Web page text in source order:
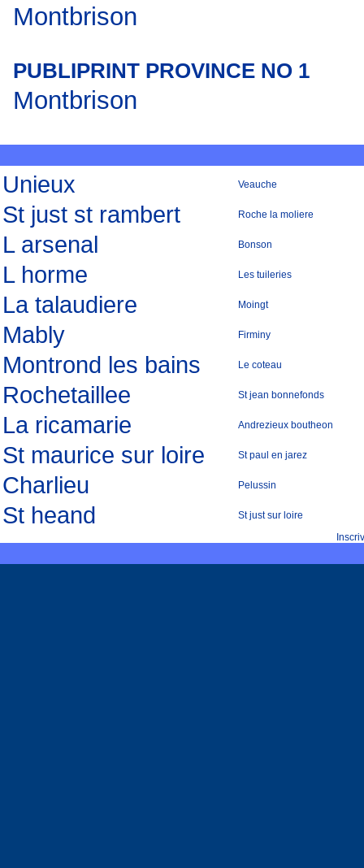
Montbrison
PUBLIPRINT PROVINCE NO 1
Montbrison
Unieux Veauche
St just st rambert Roche la moliere
L arsenal Bonson
L horme Les tuileries
La talaudiere Moingt
Mably Firminy
Montrond les bains Le coteau
Rochetaillee St jean bonnefonds
La ricamarie Andrezieux boutheon
St maurice sur loire St paul en jarez
Charlieu Pelussin
St heand
St just sur loire